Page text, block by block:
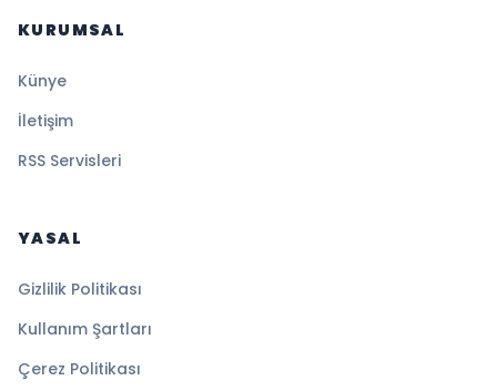
KURUMSAL
Künye
İletişim
RSS Servisleri
YASAL
Gizlilik Politikası
Kullanım Şartları
Çerez Politikası